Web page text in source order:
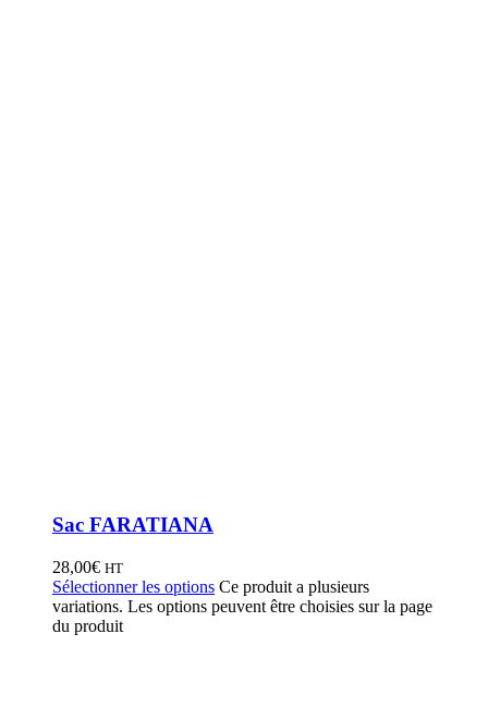
Sac FARATIANA
28,00€ HT
Sélectionner les options Ce produit a plusieurs
variations. Les options peuvent être choisies sur la page
du produit